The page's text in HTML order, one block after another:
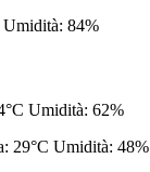
Umidità: 84%
Umidità: 62%
29°C Umidità: 48%